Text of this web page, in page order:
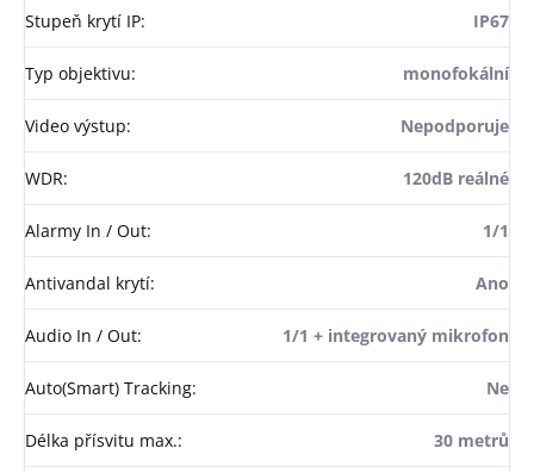
Stupeň krytí IP: IP67
Typ objektivu: monofokální
Video výstup: Nepodporuje
WDR: 120dB reálné
Alarmy In / Out: 1/1
Antivandal krytí: Ano
Audio In / Out: 1/1 + integrovaný mikrofon
Auto(Smart) Tracking: Ne
Délka přísvitu max.: 30 metrů